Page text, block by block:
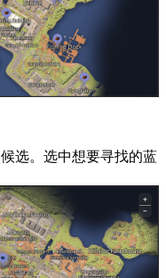
选。选中想要寻找的蓝